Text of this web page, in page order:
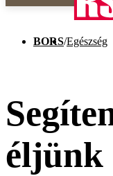
BORS/Egészség
éljünk